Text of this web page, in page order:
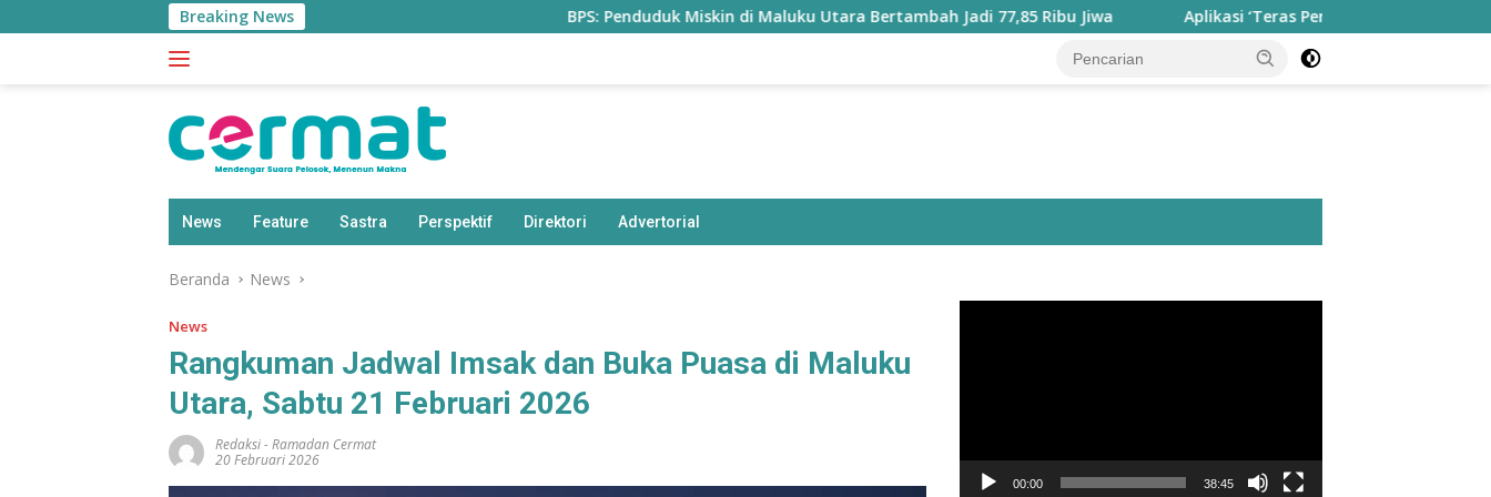
ke
Breaking News BPS: Penduduk Miskin di Maluku Utara Bertambah Jadi 77,85 Ribu Jiwa Aplikasi ‘Teras Pendidikan’ Disiapkan untuk Pantau
News Feature Sastra Perspektif Direktori Advertorial
Beranda News
News
Rangkuman Jadwal Imsak dan Buka Puasa di Maluku
Utara, Sabtu 21 Februari 2026
Redaksi-Ramadan Cermat
20 Februari 2026
00:00 38:45